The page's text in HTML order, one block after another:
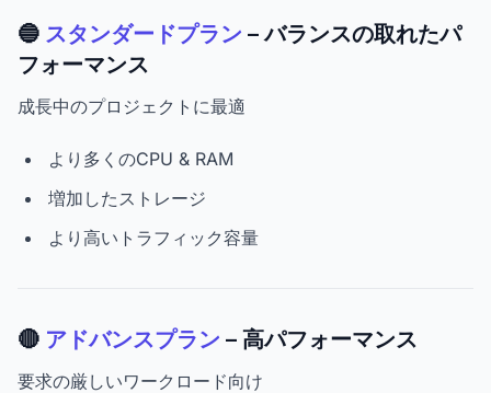
🔵 スタンダードプラン – バランスの取れたパ
フォーマンス
成長中のプロジェクトに最適
より多くのCPU & RAM
増加したストレージ
より高いトラフィック容量
🔴 アドバンスプラン – 高パフォーマンス
要求の厳しいワークロード向け